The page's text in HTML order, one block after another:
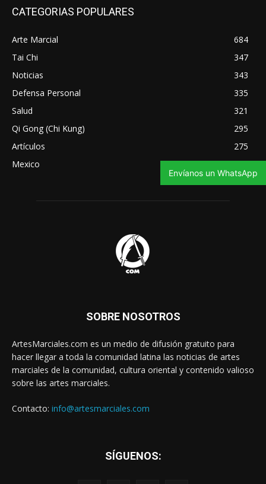
CATEGORIAS POPULARES
Arte Marcial
684
Tai Chi
347
Noticias
343
Defensa Personal
335
Salud
321
Qi Gong (Chi Kung)
295
Artículos
275
Mexico
270
SOBRE NOSOTROS
ArtesMarciales.com es un medio de difusión gratuito para
hacer llegar a toda la comunidad latina las noticias de artes
marciales de la comunidad, cultura oriental y contenido valioso
sobre las artes marciales.
Contacto: info@artesmarciales.com
SÍGUENOS:
Envíanos un WhatsApp